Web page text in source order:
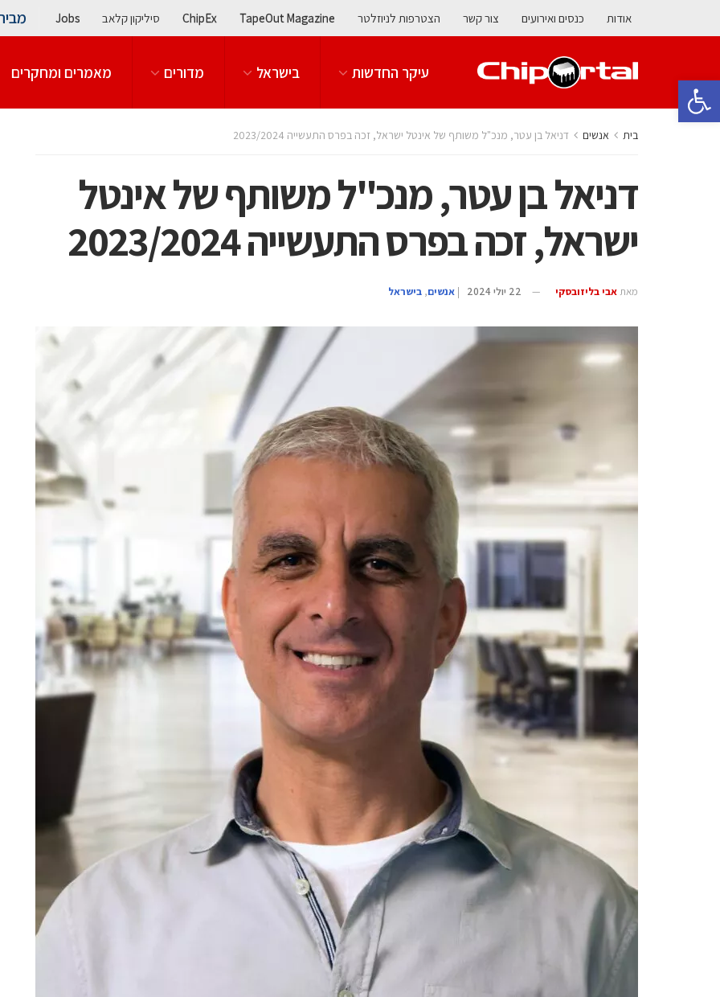
פתח סרגל נגישות
אודות כנסים ואירועים צור קשר הצטרפות לניוזלטר TapeOut Magazine
ChipEx סיליקון קלאב Jobs
עיקר החדשות בישראל מדורים מאמרים ומחקרים
בית אנשים דניאל בן עטר, מנכ"ל משותף של אינטל ישראל, זכה בפרס התעשייה 2023/2024
דניאל בן עטר, מנכ"ל משותף של אינטל
ישראל, זכה בפרס התעשייה 2023/2024
מאת אבי בליזובסקי 22 יולי 2024 | אנשים, בישראל